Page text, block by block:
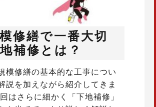
修繕で一番大切
補修とは？
模修繕の基本的な工事につい
説を加えながら紹介してきま
はさらに細かく「下地補修」